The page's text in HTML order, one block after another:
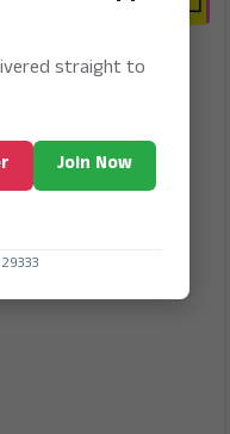
straight to
Join Now